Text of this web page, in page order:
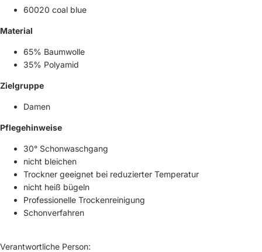
60020 coal blue
Material
65% Baumwolle
35% Polyamid
Zielgruppe
Damen
Pflegehinweise
30° Schonwaschgang
nicht bleichen
Trockner geeignet bei reduzierter Temperatur
nicht heiß bügeln
Professionelle Trockenreinigung
Schonverfahren
Verantwortliche Person: